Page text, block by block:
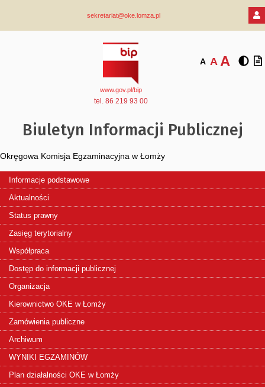
sekretariat@oke.lomza.pl
A A A
www.gov.pl/bip
tel. 86 219 93 00
Biuletyn Informacji Publicznej
Okręgowa Komisja Egzaminacyjna w Łomży
Informacje podstawowe
Aktualności
Status prawny
Zasięg terytorialny
Współpraca
Dostęp do informacji publicznej
Organizacja
Kierownictwo OKE w Łomży
Zamówienia publiczne
Archiwum
WYNIKI EGZAMINÓW
Plan działalności OKE w Łomży